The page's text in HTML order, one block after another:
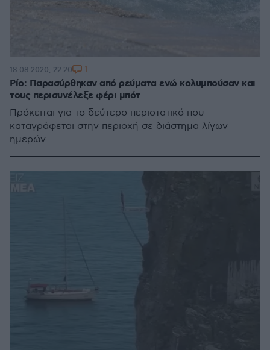
Ρίο: Παρασύρθηκαν από ρεύματα ενώ κολυμπούσαν και
τους περισυνέλεξε φέρι μπότ
Πρόκειται για το δεύτερο περιστατικό που
καταγράφεται στην περιοχή σε διάστημα λίγων
ημερών
18.08.2020, 22:20 1